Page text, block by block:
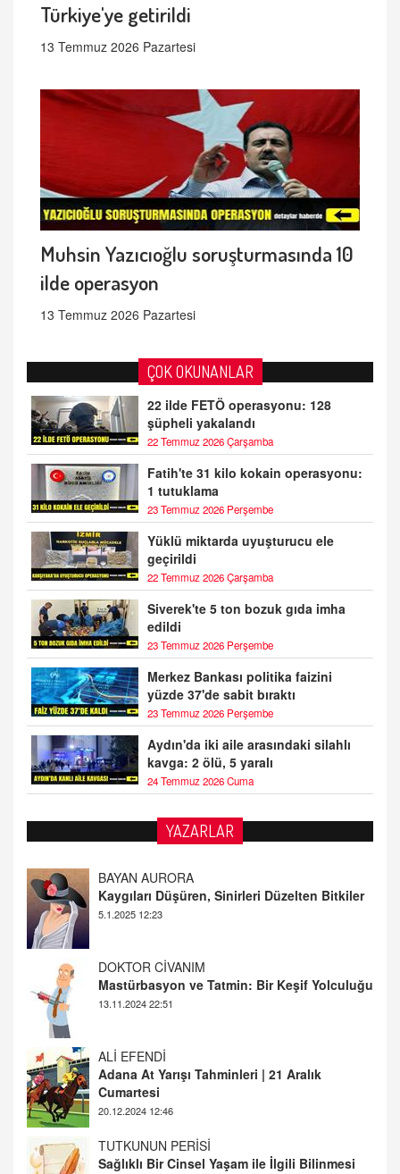
Türkiye'ye getirildi
13 Temmuz 2026 Pazartesi
Muhsin Yazıcıoğlu soruşturmasında 10
ilde operasyon
13 Temmuz 2026 Pazartesi
ÇOK OKUNANLAR
22 ilde FETÖ operasyonu: 128
şüpheli yakalandı
22 Temmuz 2026 Çarşamba
Fatih'te 31 kilo kokain operasyonu:
1 tutuklama
23 Temmuz 2026 Perşembe
Yüklü miktarda uyuşturucu ele
geçirildi
22 Temmuz 2026 Çarşamba
Siverek'te 5 ton bozuk gıda imha
edildi
23 Temmuz 2026 Perşembe
Merkez Bankası politika faizini
yüzde 37'de sabit bıraktı
23 Temmuz 2026 Perşembe
Aydın'da iki aile arasındaki silahlı
kavga: 2 ölü, 5 yaralı
24 Temmuz 2026 Cuma
YAZARLAR
DOKTOR CİVANIM
Mastürbasyon ve Tatmin: Bir Keşif Yolculuğu
13.11.2024 22:51
ALİ EFENDİ
Adana At Yarışı Tahminleri | 21 Aralık
Cumartesi
TUTKUNUN PERİSİ
Sağlıklı Bir Cinsel Yaşam ile İlgili Bilinmesi
Gerekenler
08.11.2024 13:16
FARUK ÖNALAN
Tezkere Onaylanmasaydı…